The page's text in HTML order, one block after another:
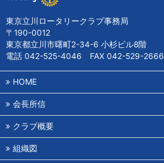
東京立川ロータリークラブ事務局
〒190-0012
東京都立川市曙町2-34-6 小杉ビル8階
電話 042-525-4046 FAX 042-529-2666
HOME
会長所信
クラブ概要
組織図